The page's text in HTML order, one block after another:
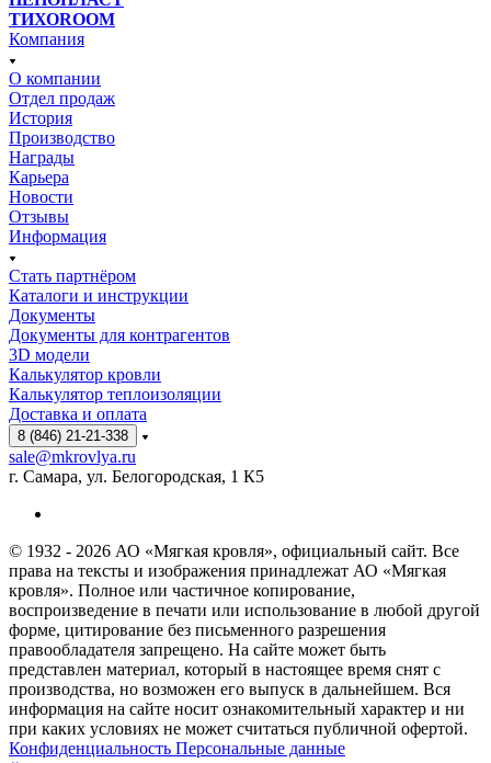
ТИХОROOM
Компания
О компании
Отдел продаж
История
Производство
Награды
Карьера
Новости
Отзывы
Информация
Стать партнёром
Каталоги и инструкции
Документы
Документы для контрагентов
3D модели
Калькулятор кровли
Калькулятор теплоизоляции
Доставка и оплата
8 (846) 21-21-338
sale@mkrovlya.ru
г. Самара, ул. Белогородская, 1 К5
© 1932 - 2026 АО «Мягкая кровля», официальный сайт. Все
права на тексты и изображения принадлежат АО «Мягкая
кровля». Полное или частичное копирование,
воспроизведение в печати или использование в любой другой
форме, цитирование без письменного разрешения
правообладателя запрещено. На сайте может быть
представлен материал, который в настоящее время снят с
производства, но возможен его выпуск в дальнейшем. Вся
информация на сайте носит ознакомительный характер и ни
при каких условиях не может считаться публичной офертой.
Конфиденциальность Персональные данные